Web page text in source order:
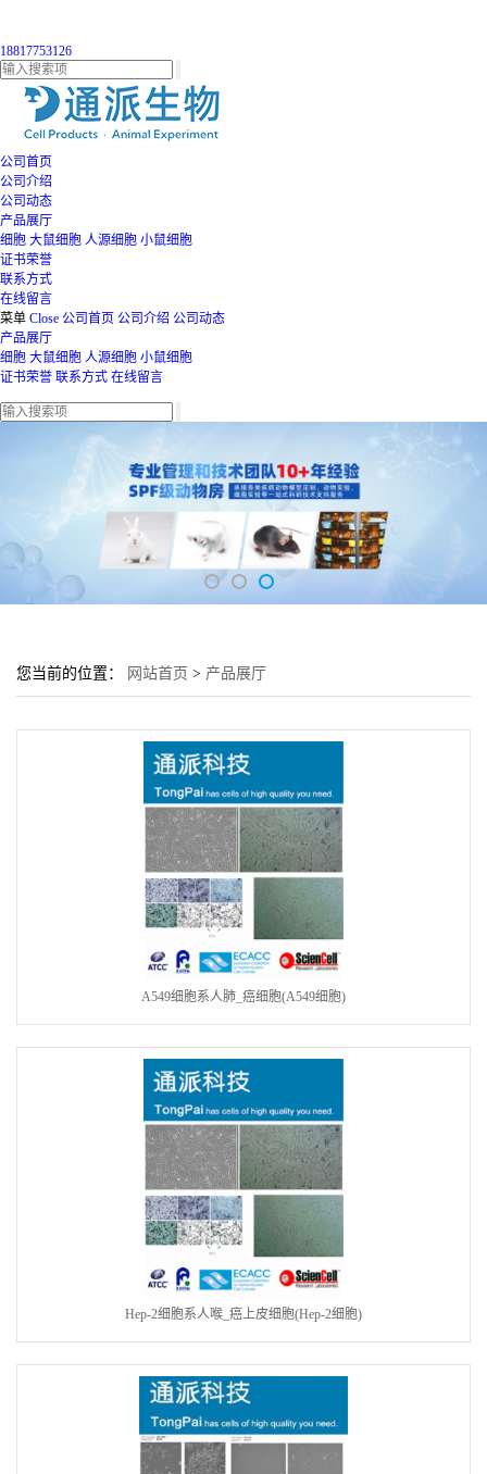
18817753126
公司首页
公司介绍
公司动态
产品展厅
细胞 大鼠细胞 人源细胞 小鼠细胞
证书荣誉
联系方式
在线留言
菜单 Close 公司首页 公司介绍 公司动态
产品展厅
细胞 大鼠细胞 人源细胞 小鼠细胞
证书荣誉 联系方式 在线留言
您当前的位置： 网站首页 > 产品展厅
A549细胞系人肺_癌细胞(A549细胞)
Hep-2细胞系人喉_癌上皮细胞(Hep-2细胞)